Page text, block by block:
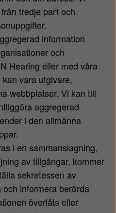
tredje part och
information
och
Hearing eller med våra
vara utgivare,
webbplatser. Vi kan till
aggregerad
i den allmänna
i en sammanslagning,
av tillgångar, kommer
sekretessen av
informera berörda
överlåts eller